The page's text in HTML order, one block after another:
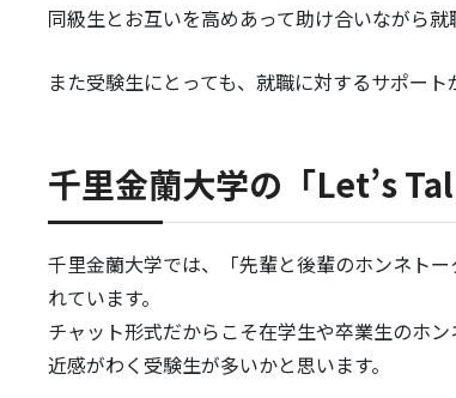
同級生とお互いを高めあって助け合いながら就
また受験生にとっても、就職に対するサポー
千里金蘭大学の「Let’s
千里金蘭大学では、「先輩と後輩のホンネト
れています。
チャット形式だからこそ在学生や卒業生のホ
近感がわく受験生が多いかと思います。